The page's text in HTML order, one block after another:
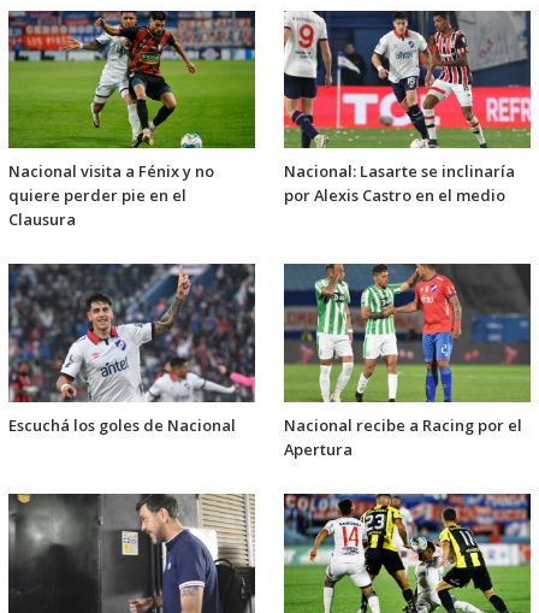
Nacional visita a Fénix y no
quiere perder pie en el
Clausura
Nacional: Lasarte se inclinaría
por Alexis Castro en el medio
Escuchá los goles de Nacional
Nacional recibe a Racing por el
Apertura